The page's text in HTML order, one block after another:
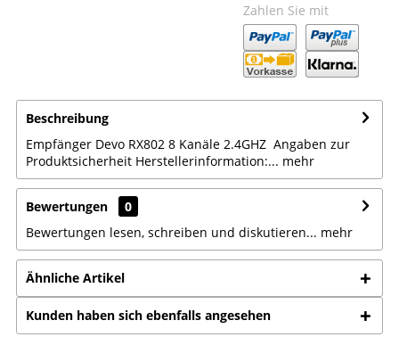
Zahlen Sie mit
Beschreibung
Empfänger Devo RX802 8 Kanäle 2.4GHZ Angaben zur
Produktsicherheit Herstellerinformation:... mehr
Bewertungen
0
Bewertungen lesen, schreiben und diskutieren... mehr
Ähnliche Artikel
Kunden haben sich ebenfalls angesehen